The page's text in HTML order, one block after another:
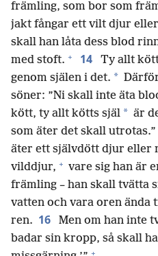
främling, som bor som
jakt fångar ett vilt djur
skall han låta dess blod
med stoft. + 14 Ty allt
genom själen i det. *
söner: ”Ni skall inte äta
kött, ty allt kötts själ * är
som äter det skall utrotas.”
äter ett självdött djur eller
vilddjur, + vare sig han är
främling – han skall tvätta
vatten och vara oren ända
ren. 16
Men om han inte
badar sin kropp, så skall
+